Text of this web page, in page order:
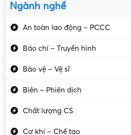
Ngành nghề
An toàn lao động – PCCC
Báo chí – Truyền hình
Bảo vệ – Vệ sĩ
Biên – Phiên dịch
Chất lượng CS
Cơ khí – Chế tạo